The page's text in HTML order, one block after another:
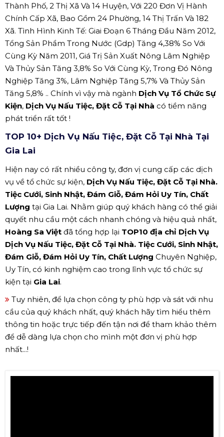
Thành Phố, 2 Thị Xã Và 14 Huyện, Với 220 Đơn Vị Hành
Chính Cấp Xã, Bao Gồm 24 Phường, 14 Thị Trấn Và 182
Xã. Tình Hình Kinh Tế: Giai Đoạn 6 Tháng Đầu Năm 2012,
Tổng Sản Phẩm Trong Nước (Gdp) Tăng 4,38% So Với
Cùng Kỳ Năm 2011, Giá Trị Sản Xuất Nông Lâm Nghiệp
Và Thủy Sản Tăng 3,8% So Với Cùng Kỳ, Trong Đó Nông
Nghiệp Tăng 3%, Lâm Nghiệp Tăng 5,7% Và Thủy Sản
Tăng 5,8% .. Chính vì vậy mà ngành Dịch Vụ Tổ Chức Sự
Kiện, Dịch Vụ Nấu Tiệc, Đặt Cỗ Tại Nhà có tiềm năng
phát triển rất tốt !
TOP 10+ Dịch Vụ Nấu Tiệc, Đặt Cỗ Tại Nhà Tại
Gia Lai
Hiện nay có rất nhiều công ty, đơn vị cung cấp các dịch
vụ về tổ chức sự kiện, Dịch Vụ Nấu Tiệc, Đặt Cỗ Tại Nhà.
Tiệc Cưới, Sinh Nhật, Đám Giỗ, Đám Hỏi Uy Tín, Chất
Lượng tại Gia Lai. Nhằm giúp quý khách hàng có thể giải
quyết nhu cầu một cách nhanh chóng và hiệu quả nhất,
Hoàng Sa Việt đã tổng hợp lại TOP10 địa chỉ Dịch Vụ
Dịch Vụ Nấu Tiệc, Đặt Cỗ Tại Nhà. Tiệc Cưới, Sinh Nhật,
Đám Giỗ, Đám Hỏi Uy Tín, Chất Lượng Chuyên Nghiệp,
Uy Tín, có kinh nghiệm cao trong lĩnh vực tổ chức sự
kiện tại Gia Lai.
Tuy nhiên, để lựa chọn công ty phù hợp và sát với nhu
cầu của quý khách nhất, quý khách hãy tìm hiểu thêm
thông tin hoặc trực tiếp đến tận nơi để tham khảo thêm
để dễ dàng lựa chọn cho mình một đơn vị phù hợp
nhất...!